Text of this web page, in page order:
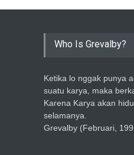
Who Is Grevalby?
Ketika lo nggak punya
suatu karya, maka
Karena Karya akan
selamanya.
Grevalby (Februari,